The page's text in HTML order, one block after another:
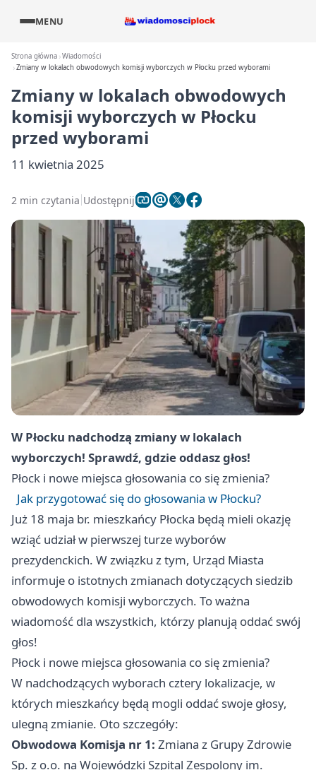
MENU
Strona główna Wiadomości
Zmiany w lokalach obwodowych komisji wyborczych w Płocku przed wyborami
Zmiany w lokalach obwodowych
komisji wyborczych w Płocku
przed wyborami
11 kwietnia 2025
2 min czytania Udostępnij
W Płocku nadchodzą zmiany w lokalach
wyborczych! Sprawdź, gdzie oddasz głos!
Płock i nowe miejsca głosowania co się zmienia?
Jak przygotować się do głosowania w Płocku?
Już 18 maja br. mieszkańcy Płocka będą mieli okazję
wziąć udział w pierwszej turze wyborów
prezydenckich. W związku z tym, Urząd Miasta
informuje o istotnych zmianach dotyczących siedzib
obwodowych komisji wyborczych. To ważna
wiadomość dla wszystkich, którzy planują oddać swój
głos!
Płock i nowe miejsca głosowania co się zmienia?
W nadchodzących wyborach cztery lokalizacje, w
których mieszkańcy będą mogli oddać swoje głosy,
ulegną zmianie. Oto szczegóły:
Obwodowa Komisja nr 1: Zmiana z Grupy Zdrowie
Sp. z o.o. na Wojewódzki Szpital Zespolony im.